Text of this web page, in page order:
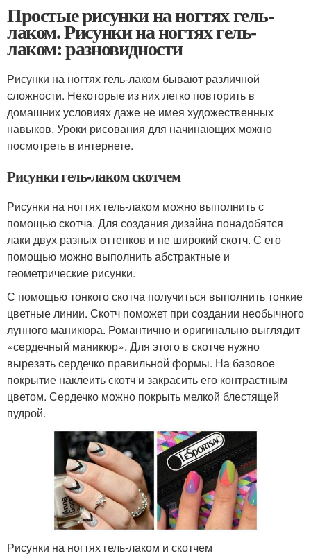
Простые рисунки на ногтях гель-
лаком. Рисунки на ногтях гель-
лаком: разновидности
Рисунки на ногтях гель-лаком бывают различной
сложности. Некоторые из них легко повторить в
домашних условиях даже не имея художественных
навыков. Уроки рисования для начинающих можно
посмотреть в интернете.
Рисунки гель-лаком скотчем
Рисунки на ногтях гель-лаком можно выполнить с
помощью скотча. Для создания дизайна понадобятся
лаки двух разных оттенков и не широкий скотч. С его
помощью можно выполнить абстрактные и
геометрические рисунки.
С помощью тонкого скотча получиться выполнить тонкие
цветные линии. Скотч поможет при создании необычного
лунного маникюра. Романтично и оригинально выглядит
«сердечный маникюр». Для этого в скотче нужно
вырезать сердечко правильной формы. На базовое
покрытие наклеить скотч и закрасить его контрастным
цветом. Сердечко можно покрыть мелкой блестящей
пудрой.
Рисунки на ногтях гель-лаком и скотчем